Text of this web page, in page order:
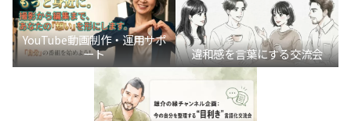
YouTube動画制作・運用サポ
ート
違和感を言葉にする交流会